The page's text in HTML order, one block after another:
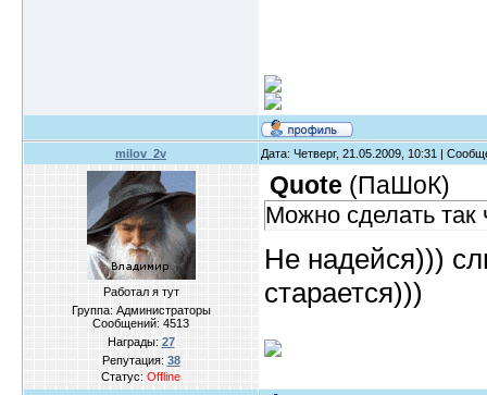
milov_2v Дата: Четверг, 21.05.2009, 10:31 |
Работал я тут
Группа: Администраторы
Сообщений: 4513
Награды: 27
Репутация: 38
Статус: Offline
Quote (ПаШоК)
Можно сделать так
Не надейся)))
старается)))